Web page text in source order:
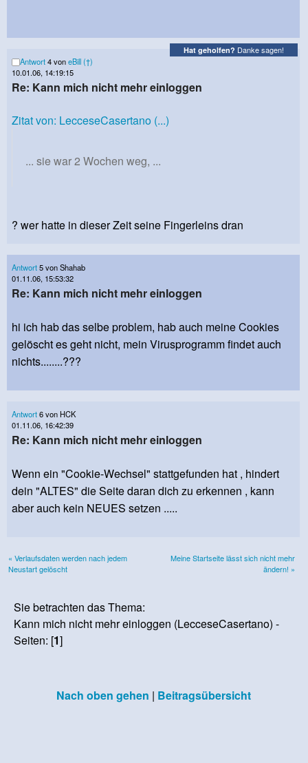
Hat geholfen? Danke sagen!
Antwort4 voneBill (†)
10.01.06, 14:19:15
Re: Kann mich nicht mehr einloggen
Zitat von: LecceseCasertano (...)
... sie war 2 Wochen weg, ...
? wer hatte in dieser Zeit seine Fingerleins dran
Antwort5 von Shahab
01.11.06, 15:53:32
Re: Kann mich nicht mehr einloggen
hi ich hab das selbe problem, hab auch meine Cookies
gelöscht es geht nicht, mein Virusprogramm findet auch
nichts........???
Antwort6 von HCK
01.11.06, 16:42:39
Re: Kann mich nicht mehr einloggen
Wenn ein "Cookie-Wechsel" stattgefunden hat , hindert
dein "ALTES" die Seite daran dich zu erkennen , kann
aber auch kein NEUES setzen .....
« Verlaufsdaten werden nach jedem
Neustart gelöscht
Meine Startseite lässt sich nicht mehr
ändern! »
Sie betrachten das Thema:
Kann mich nicht mehr einloggen (LecceseCasertano) -
Seiten: [1]
Nach oben gehen | Beitragsübersicht